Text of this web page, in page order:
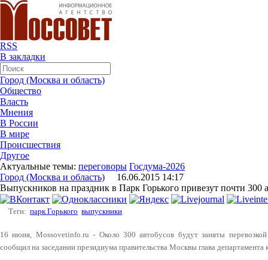
RSS
В закладки
Город (Москва и область)
Общество
Власть
Мнения
В России
В мире
Происшествия
Другое
Актуальные темы: переговоры Госдума-2026
Город (Москва и область) 16.06.2015 14:17
Выпускников на праздник в Парк Горького привезут почти 300
Теги: парк Горького выпускники
16 июня, Mossovetinfo.ru - Около 300 автобусов будут заняты
сообщил на заседании президиума правительства Москвы глава